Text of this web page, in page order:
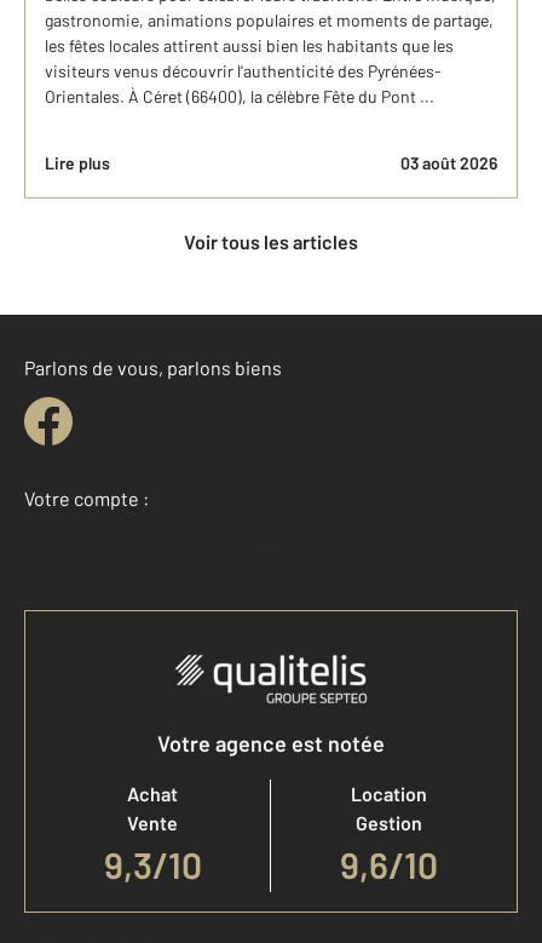
gastronomie, animations populaires et moments de partage,
les fêtes locales attirent aussi bien les habitants que les
visiteurs venus découvrir l'authenticité des Pyrénées-
Orientales. À Céret (66400), la célèbre Fête du Pont ...
Lire plus 03 août 2026
Voir tous les articles
Parlons de vous, parlons biens
Votre compte :
Accéder à mon compte
Votre agence est notée
Achat
Vente
9,3/10
Location
Gestion
9,6/10